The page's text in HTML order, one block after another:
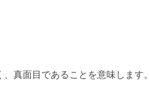
真面目であることを意味します。